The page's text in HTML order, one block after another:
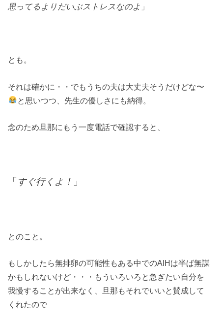
思ってるよりだいぶストレスなのよ 」
とも。
それは確かに・・でもうちの夫は大丈夫そうだけどな〜
と思いつつ、先生の優しさにも納得。
念のため旦那にもう一度電話で確認すると、
「 すぐ行くよ！ 」
とのこと。
もしかしたら無排卵の可能性もある中でのAIHは半ば無謀
かもしれないけど・・・もういろいろと急ぎたい自分を
我慢することが出来なく、旦那もそれでいいと賛成して
くれたので